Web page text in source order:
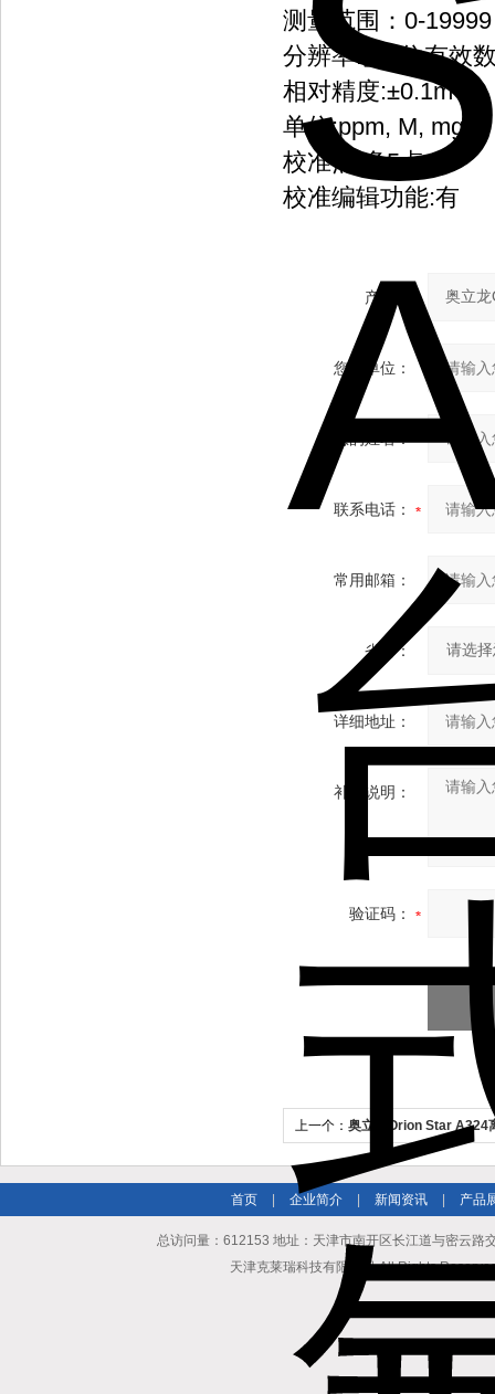
测量范围：0-19999
分辨率:多3位有效
相对精度:±0.1mV
单位:ppm, M, mg/
校准点:多5点
校准编辑功能:有
产品：
您的单位：
您的姓名：
联系电话：
常用邮箱：
省份：
详细地址：
补充说明：
验证码：
上一个： 奥立龙Orion Star A324
首页 企业简介 新闻资讯 产品
总访问量：612153 地址：天津市南开区长江道与密云
天津克莱瑞科技有限公司 All Rights